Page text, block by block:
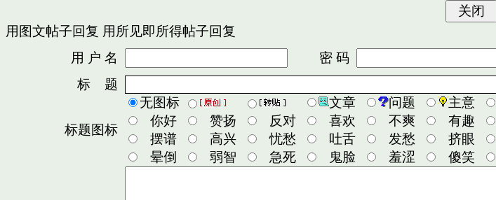
用图文帖子回复 用所见即所得帖子回复
用 户 名
密 码
标 题
标题图标
无图标 文章 问题 主意
你好
赞扬 反对 喜欢 不爽 有趣
摆谱
高兴 忧愁 吐舌 发愁 挤眼
晕倒
弱智 急死 鬼脸 羞涩 傻笑